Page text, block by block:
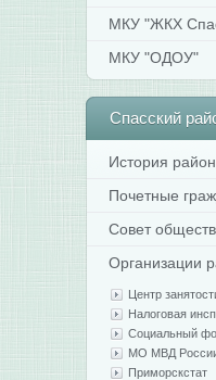
МКУ "ЖКХ
МКУ "ОДОУ"
Спасский
История
Почетные
Совет
Организации
Центр
Налоговая
Социальный
МО МВД
Приморскстат